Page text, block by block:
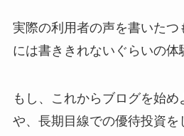
実際の利用者の声を書いたつ
には書ききれないぐらいの体
もし、これからブログを始
や、長期目線での優待投資を